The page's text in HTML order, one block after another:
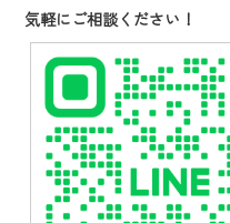
気軽にご相談ください！